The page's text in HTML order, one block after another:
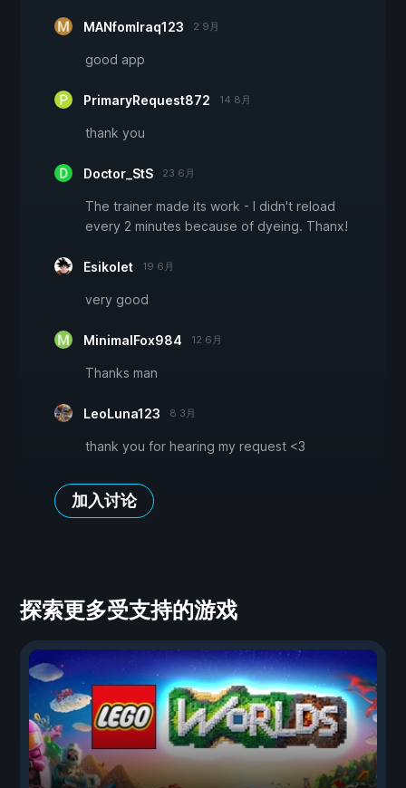
MANfomIraq123 2 9月
good app
PrimaryRequest872 14 8月
thank you
Doctor_StS 23 6月
The trainer made its work - I didn't reload
every 2 minutes because of dyeing. Thanx!
Esikolet 19 6月
very good
MinimalFox984 12 6月
Thanks man
LeoLuna123 8 3月
thank you for hearing my request <3
加入讨论
探索更多受支持的游戏